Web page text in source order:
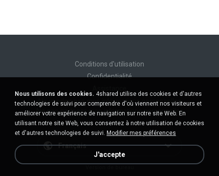
Conditions d'utilisation
Confidentialité
Ne vendez pas mes informations personnelles
Ne pas partager mes informations personnelles
Français
Nous utilisons des cookies. 4shared utilise des cookies et d'autres
technologies de suivi pour comprendre d'où viennent nos visiteurs et
améliorer votre expérience de navigation sur notre site Web. En
utilisant notre site Web, vous consentez à notre utilisation de cookies
et d'autres technologies de suivi. Modifier mes préférences
J'accepte